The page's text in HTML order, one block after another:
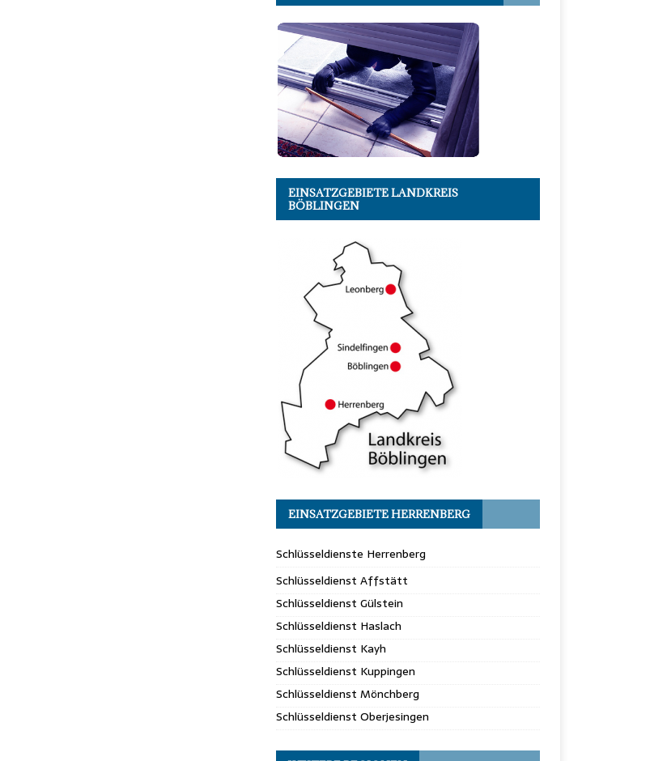
EINSATZGEBIETE LANDKREIS
BÖBLINGEN
EINSATZGEBIETE HERRENBERG
Schlüsseldienste Herrenberg
Schlüsseldienst Affstätt
Schlüsseldienst Gülstein
Schlüsseldienst Haslach
Schlüsseldienst Kayh
Schlüsseldienst Kuppingen
Schlüsseldienst Mönchberg
Schlüsseldienst Oberjesingen